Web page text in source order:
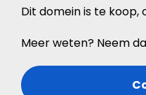
Dit domein is te koop,
Meer weten? Neem